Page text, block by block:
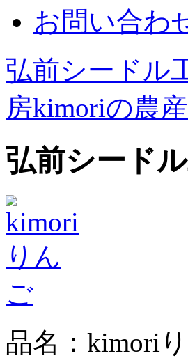
お問い合わ
弘前シードル
房kimoriの農
弘前シード
品名：kimori